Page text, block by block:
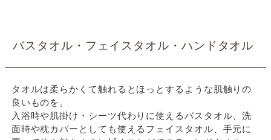
バスタオル・フェイスタオル・ハンドタオル
タオルは柔らかくて触れるとほっとするような肌触りの
良いものを。
入浴時や肌掛け・シーツ代わりに使えるバスタオル、洗
面時や枕カバーとしても使えるフェイスタオル、手元に